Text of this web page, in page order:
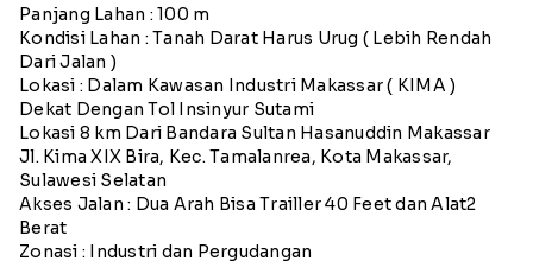
Panjang Lahan : 100 m
Kondisi Lahan : Tanah Darat Harus Urug ( Lebih Rendah
Dari Jalan )
Lokasi : Dalam Kawasan Industri Makassar ( KIMA )
Dekat Dengan Tol Insinyur Sutami
Lokasi 8 km Dari Bandara Sultan Hasanuddin Makassar
Jl. Kima XIX Bira, Kec. Tamalanrea, Kota Makassar,
Sulawesi Selatan
Akses Jalan : Dua Arah Bisa Trailler 40 Feet dan Alat2
Berat
Zonasi : Industri dan Pergudangan